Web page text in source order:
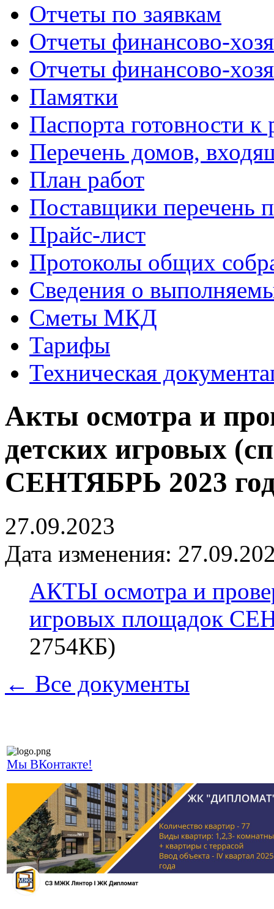
Отчеты по заявкам
Отчеты финансово-
Отчеты финансово-
Памятки
Паспорта готовности
Перечень домов,
План работ
Поставщики перечень
Прайс-лист
Протоколы общих
Сведения о
Сметы МКД
Тарифы
Техническая
Акты осмотра и
детских игровых
СЕНТЯБРЬ 2023
27.09.2023
Дата изменения:
АКТЫ осмотра и
игровых площадок
2754КБ)
← Все документы
Мы ВКонтакте!